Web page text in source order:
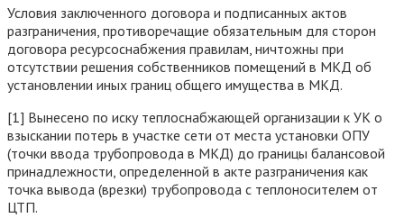
Условия заключенного договора и подписанных актов
разграничения, противоречащие обязательным для сторон
договора ресурсоснабжения правилам, ничтожны при
отсутствии решения собственников помещений в МКД об
установлении иных границ общего имущества в МКД.
[1] Вынесено по иску теплоснабжающей организации к УК о
взыскании потерь в участке сети от места установки ОПУ
(точки ввода трубопровода в МКД) до границы балансовой
принадлежности, определенной в акте разграничения как
точка вывода (врезки) трубопровода с теплоносителем от
ЦТП.